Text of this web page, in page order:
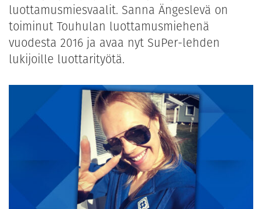
luottamusmiesvaalit. Sanna Ängeslevä on
toiminut Touhulan luottamusmiehenä
vuodesta 2016 ja avaa nyt SuPer-lehden
lukijoille luottarityötä.